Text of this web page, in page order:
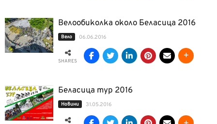
Велообиколка около Беласица 2016
Вело 06.06.2016
SHARES
Беласица тур 2016
Новини 31.05.2016